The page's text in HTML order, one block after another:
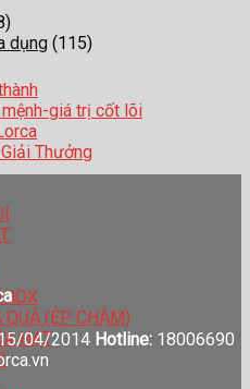
giá trị cốt lõi
Thưởng
QUẢ (ÉP CHẬM)
HẠT
dụng (115)
04/2014 Hotline: 18006690